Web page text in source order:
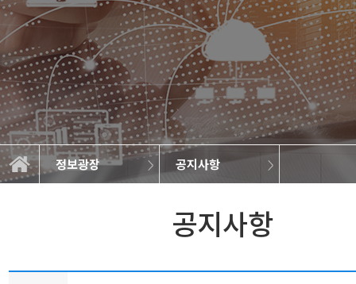
정보광장 공지사항
학과소개
교육과정
정보광장
대학원
공지사항
학사일정
학과소식
취업정보
공지사항